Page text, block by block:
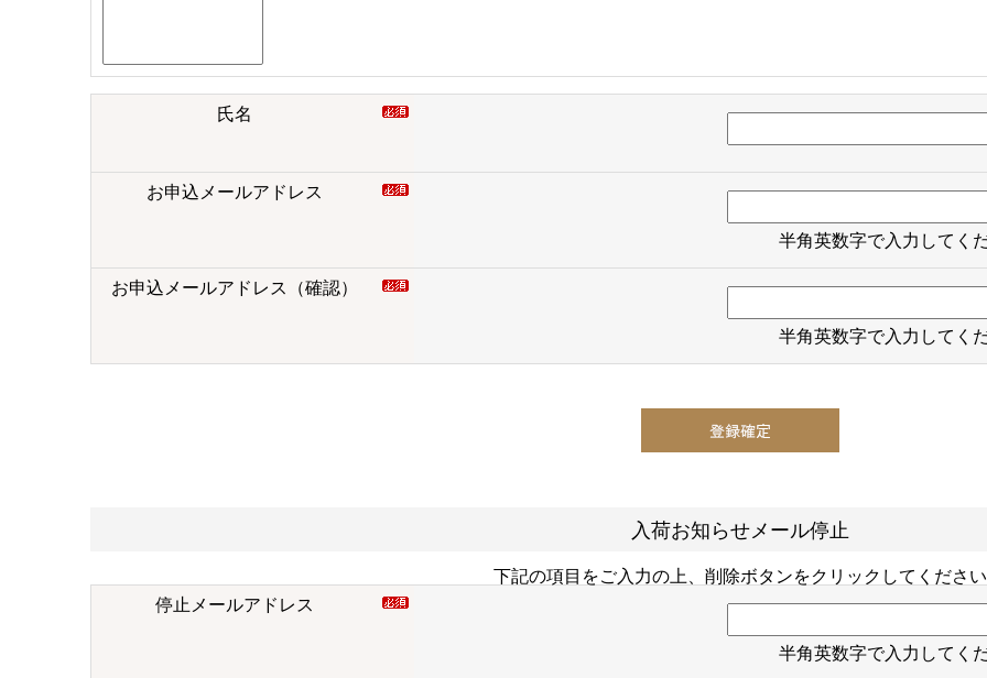
氏名
お申込メールアドレス
半角英数字で入力してく
お申込メールアドレス（確認）
半角英数字で入力してく
入荷お知らせメール停止
下記の項目をご入力の上、削除ボタンをクリックしてください
停止メールアドレス
半角英数字で入力してく